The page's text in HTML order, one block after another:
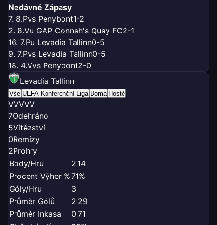
Nedávné Zápasy
7. 8.Pvs Penybont1-2
2. 8.Vu GAP Connah's Quay FC2-1
16. 7.Pu Levadia Tallinn0-5
9. 7.Pvs Levadia Tallinn0-5
18. 4.Vvs Penybont2-0
Levadia Tallinn
Vše UEFA Konferenční Liga Doma Hosté
VVVVV
7Odehráno
5Vítězství
0Remízy
2Prohry
Body/Hru
2.14
Procent Výher %71%
Góly/Hru
3
Průměr Gólů
2.29
Průměr Inkasa
0.71